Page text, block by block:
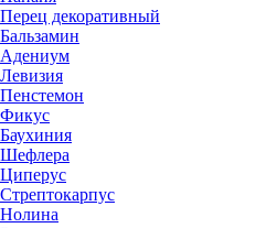
Перец декоративный
Бальзамин
Адениум
Левизия
Пенстемон
Фикус
Баухиния
Шефлера
Циперус
Стрептокарпус
Нолина